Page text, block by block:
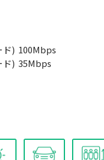
ド) 100Mbps
ド)35Mbps